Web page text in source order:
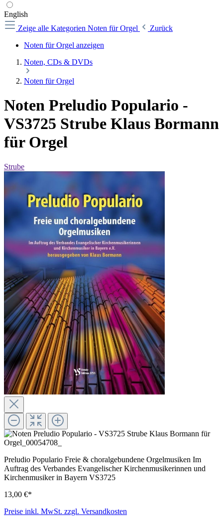
English
Zeige alle Kategorien Noten für Orgel
Zurück
Noten für Orgel anzeigen
Noten, CDs & DVDs
Noten für Orgel
Noten Preludio Populario -
VS3725 Strube Klaus Bormann
für Orgel
Strube
Preludio Populario Freie & choralgebundene Orgelmusiken Im
Auftrag des Verbandes Evangelischer Kirchenmusikerinnen und
Kirchenmusiker in Bayern VS3725
13,00 €*
Preise inkl. MwSt. zzgl. Versandkosten